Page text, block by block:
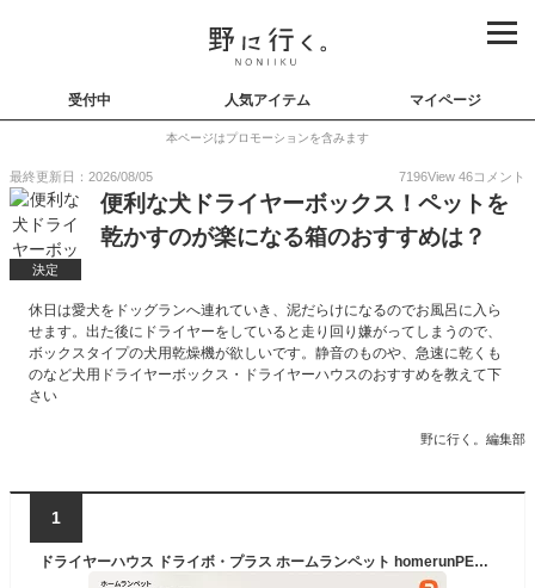
受付中 人気アイテム マイページ
本ページはプロモーションを含みます
最終更新日：2026/08/05 7196View 46コメント
決定
便利な犬ドライヤーボックス！ペットを
乾かすのが楽になる箱のおすすめは？
休日は愛犬をドッグランへ連れていき、泥だらけになるのでお風呂に入ら
せます。出た後にドライヤーをしていると走り回り嫌がってしまうので、
ボックスタイプの犬用乾燥機が欲しいです。静音のものや、急速に乾くも
のなど犬用ドライヤーボックス・ドライヤーハウスのおすすめを教えて下
さい
野に行く。編集部
1
ドライヤーハウス ドライボ・プラス ホームランペット homerunPET Drybo Plus ペットドライヤー 犬 猫 ドライルーム ペット乾燥機 ブロワー 静か 速乾 ペットにも使える ドライハウス 日本規格 PSE